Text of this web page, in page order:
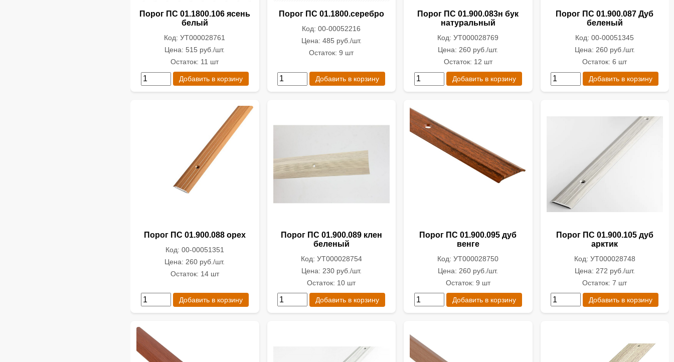
Порог ПС 01.1800.106 ясень
белый
Код: УТ000028761
Цена: 515 руб./шт.
Остаток: 11 шт
Добавить в корзину
Порог ПС 01.1800.серебро
Код: 00-00052216
Цена: 485 руб./шт.
Остаток: 9 шт
Добавить в корзину
Порог ПС 01.900.083н бук
натуральный
Код: УТ000028769
Цена: 260 руб./шт.
Остаток: 12 шт
Добавить в корзину
Порог ПС 01.900.087 Дуб
беленый
Код: 00-00051345
Цена: 260 руб./шт.
Остаток: 6 шт
Добавить в корзину
Порог ПС 01.900.088 орех
Код: 00-00051351
Цена: 260 руб./шт.
Остаток: 14 шт
Добавить в корзину
Порог ПС 01.900.089 клен
беленый
Код: УТ000028754
Цена: 230 руб./шт.
Остаток: 10 шт
Добавить в корзину
Порог ПС 01.900.095 дуб
венге
Код: УТ000028750
Цена: 260 руб./шт.
Остаток: 9 шт
Добавить в корзину
Порог ПС 01.900.105 дуб
арктик
Код: УТ000028748
Цена: 272 руб./шт.
Остаток: 7 шт
Добавить в корзину